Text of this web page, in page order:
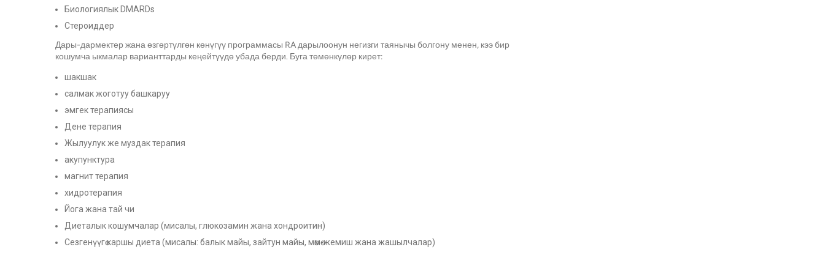
Биологиялык DMARDs
Стероиддер
Дары-дармектер жана өзгөртүлгөн көнүгүү программасы RA дарылоонун негизги таянычы болгону менен, кээ бир
кошумча ыкмалар варианттарды кеңейтүүдө убада берди. Буга төмөнкүлөр кирет:
шакшак
салмак жоготуу башкаруу
эмгек терапиясы
Дене терапия
Жылуулук же муздак терапия
акупунктура
магнит терапия
хидротерапия
Йога жана тай чи
Диеталык кошумчалар (мисалы, глюкозамин жана хондроитин)
Сезгенүүгө каршы диета (мисалы: балык майы, зайтун майы, мөмө-жемиш жана жашылчалар)